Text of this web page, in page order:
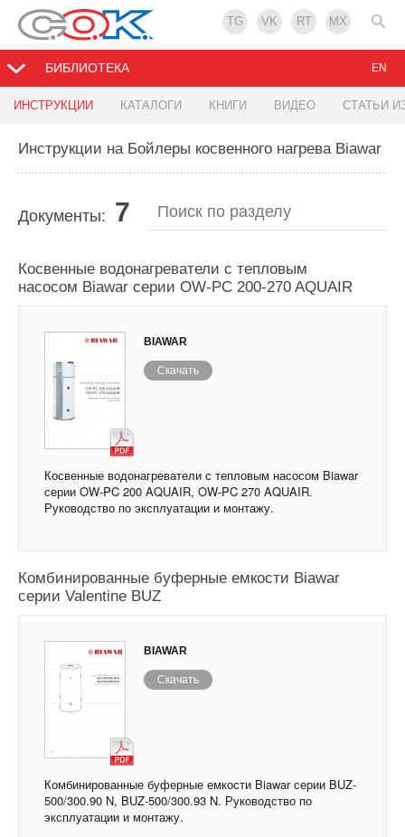
TG VK RT MX
БИБЛИОТЕКА
ИНСТРУКЦИИ КАТАЛОГИ КНИГИ ВИДЕО СТАТЬИ
EN
Инструкции на Бойлеры косвенного нагрева Biawar
Документы: 7
Косвенные водонагреватели с тепловым
насосом Biawar серии OW-PC 200-270 AQUAIR
BIAWAR
Скачать
Косвенные водонагреватели с тепловым насосом Biawar
серии OW-PC 200 AQUAIR, OW-PC 270 AQUAIR.
Руководство по эксплуатации и монтажу.
Комбинированные буферные емкости Biawar
серии Valentine BUZ
BIAWAR
Скачать
Комбинированные буферные емкости Biawar серии BUZ-
500/300.90 N, BUZ-500/300.93 N. Руководство по
эксплуатации и монтажу.